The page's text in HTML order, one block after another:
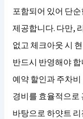
포함되어 있어 단
제공합니다. 다만,
없고 체크아웃 시
반드시 반영해야
예약 할인과 주차
경비를 효율적으로
바탕으로 하얏트